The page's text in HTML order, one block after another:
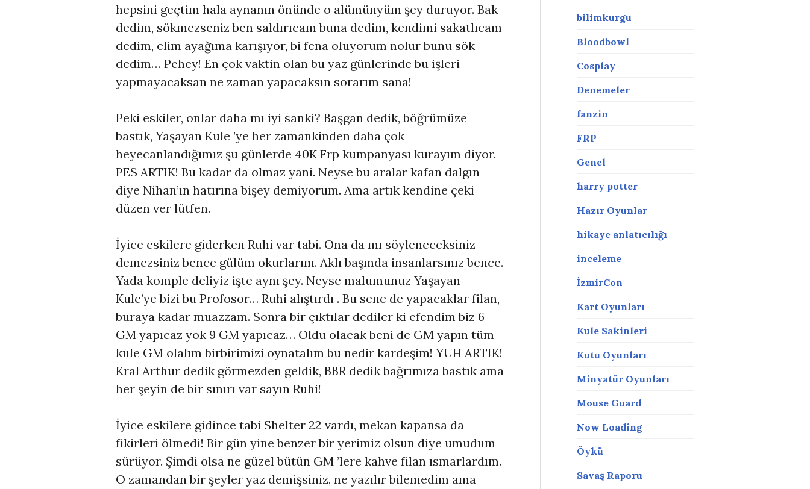
hepsini geçtim hala aynanın önünde o alümünyüm şey duruyor. Bak
dedim, sökmezseniz ben saldırıcam buna dedim, kendimi sakatlıcam
dedim, elim ayağıma karışıyor, bi fena oluyorum nolur bunu sök
dedim… Pehey! En çok vaktin olan bu yaz günlerinde bu işleri
yapmayacaksan ne zaman yapacaksın sorarım sana!
Peki eskiler, onlar daha mı iyi sanki? Başgan dedik, böğrümüze
bastık, Yaşayan Kule ’ye her zamankinden daha çok
heyecanlandığımız şu günlerde 40K Frp kumpanyası kurayım diyor.
PES ARTIK! Bu kadar da olmaz yani. Neyse bu aralar kafan dalgın
diye Nihan’ın hatırına bişey demiyorum. Ama artık kendine çeki
düzen ver lütfen.
İyice eskilere giderken Ruhi var tabi. Ona da mı söyleneceksiniz
demezsiniz bence gülüm okurlarım. Aklı başında insanlarsınız bence.
Yada komple deliyiz işte aynı şey. Neyse malumunuz Yaşayan
Kule’ye bizi bu Profosor… Ruhi alıştırdı . Bu sene de yapacaklar filan,
buraya kadar muazzam. Sonra bir çıktılar dediler ki efendim biz 6
GM yapıcaz yok 9 GM yapıcaz… Oldu olacak beni de GM yapın tüm
kule GM olalım birbirimizi oynatalım bu nedir kardeşim! YUH ARTIK!
Kral Arthur dedik görmezden geldik, BBR dedik bağrımıza bastık ama
her şeyin de bir sınırı var sayın Ruhi!
İyice eskilere gidince tabi Shelter 22 vardı, mekan kapansa da
fikirleri ölmedi! Bir gün yine benzer bir yerimiz olsun diye umudum
sürüyor. Şimdi olsa ne güzel bütün GM ’lere kahve filan ısmarlardım.
O zamandan bir şeyler yaz demişsiniz, ne yazılır bilemedim ama
bilimkurgu
Bloodbowl
Cosplay
Denemeler
fanzin
FRP
Genel
harry potter
Hazır Oyunlar
hikaye anlatıcılığı
inceleme
İzmirCon
Kart Oyunları
Kule Sakinleri
Kutu Oyunları
Minyatür Oyunları
Mouse Guard
Now Loading
Öykü
Savaş Raporu